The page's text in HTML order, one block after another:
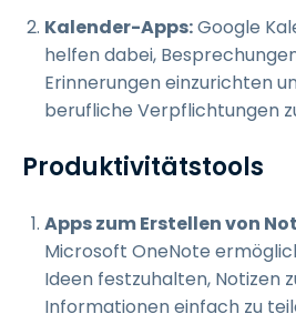
Kalender-Apps:Google
helfen dabei,
Erinnerungen einzurichten
berufliche Verpflichtungen
Produktivitätstools
Apps zum Erstellen von
Microsoft OneNote
Ideen festzuhalten, Notizen
Informationen einfach zu